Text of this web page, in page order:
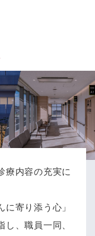
療内容の充実に
寄り添う心」
、職員一同、